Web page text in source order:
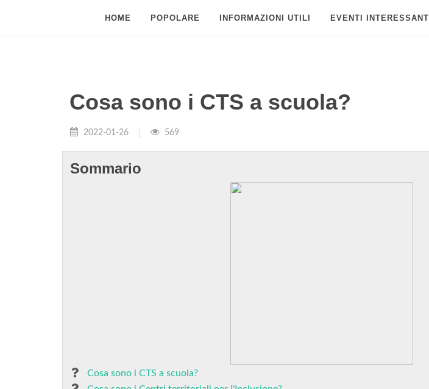
HOME POPOLARE INFORMAZIONI UTILI EVENTI INTERESSANTI
Cosa sono i CTS a scuola?
2022-01-26 569
Sommario
Cosa sono i CTS a scuola?